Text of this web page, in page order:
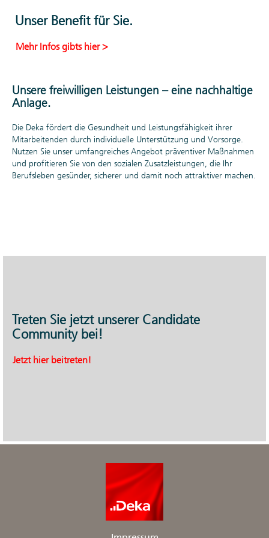
Teamwork
machen den
Unterschied. Bei der
Deka trifft
Professionalität und
Fachwissen auf ein
kollegiales
Miteinander, in dem
man aufeinander
Unser Benefit für Sie.
Mehr Infos gibts hier >
Unsere freiwilligen Leistungen – eine nachhaltige
Anlage.
Die Deka fördert die Gesundheit und Leistungsfähigkeit ihrer
Mitarbeitenden durch individuelle Unterstützung und Vorsorge.
Nutzen Sie unser umfangreiches Angebot präventiver Maßnahmen
und profitieren Sie von den sozialen Zusatzleistungen, die Ihr
Berufsleben gesünder, sicherer und damit noch attraktiver machen.
Treten Sie jetzt unserer Candidate
Community bei!
Jetzt hier beitreten!